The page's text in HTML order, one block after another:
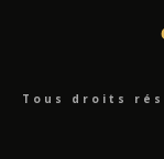
Tous droits